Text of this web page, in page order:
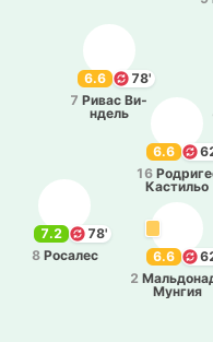
6.6
2
Мунгия
7.2
78'
8 Ро­са­лес
6.6
78'
7 Ривас Ви­
ндель
6.6
16
Ка­сти­льо